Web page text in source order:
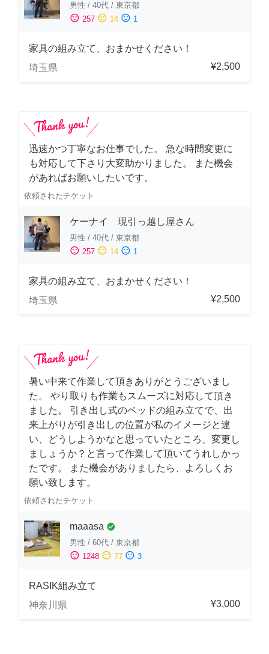
男性 / 40代 / 東京都
sentiment_satisfied 257 sentiment_neutral 14 sentiment_dissatisfied 1
家具の組み立て、おまかせください！
埼玉県
¥2,500
迅速かつ丁寧なお仕事でした。 急な時間変更に
も対応して下さり大変助かりました。 また機会
があればお願いしたいです。
依頼されたチケット
ケーナイ 現引っ越し屋さん
男性 / 40代 / 東京都
sentiment_satisfied 257 sentiment_neutral 14 sentiment_dissatisfied 1
家具の組み立て、おまかせください！
埼玉県
¥2,500
暑い中来て作業して頂きありがとうございまし
た。 やり取りも作業もスムーズに対応して頂き
ました。 引き出し式のベッドの組み立てで、出
来上がりが引き出しの位置が私のイメージと違
い、どうしようかなと思っていたところ、変更し
ましょうか？と言って作業して頂いてうれしかっ
たです。 また機会がありましたら、よろしくお
願い致します。
依頼されたチケット
maaasa check_circle
男性 / 60代 / 東京都
sentiment_satisfied 1248 sentiment_neutral 77 sentiment_dissatisfied 3
RASIK組み立て
神奈川県
¥3,000